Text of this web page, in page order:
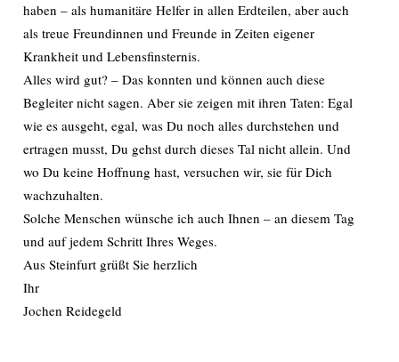
haben – als humanitäre Helfer in allen Erdteilen, aber auch
als treue Freundinnen und Freunde in Zeiten eigener
Krankheit und Lebensfinsternis.
Alles wird gut? – Das konnten und können auch diese
Begleiter nicht sagen. Aber sie zeigen mit ihren Taten: Egal
wie es ausgeht, egal, was Du noch alles durchstehen und
ertragen musst, Du gehst durch dieses Tal nicht allein. Und
wo Du keine Hoffnung hast, versuchen wir, sie für Dich
wachzuhalten.
Solche Menschen wünsche ich auch Ihnen – an diesem Tag
und auf jedem Schritt Ihres Weges.
Aus Steinfurt grüßt Sie herzlich
Ihr
Jochen Reidegeld